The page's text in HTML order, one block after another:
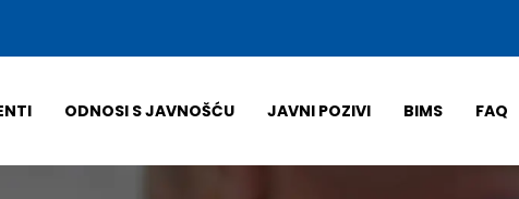
ODNOSI S JAVNOŠĆU JAVNI POZIVI BIMS FAQ